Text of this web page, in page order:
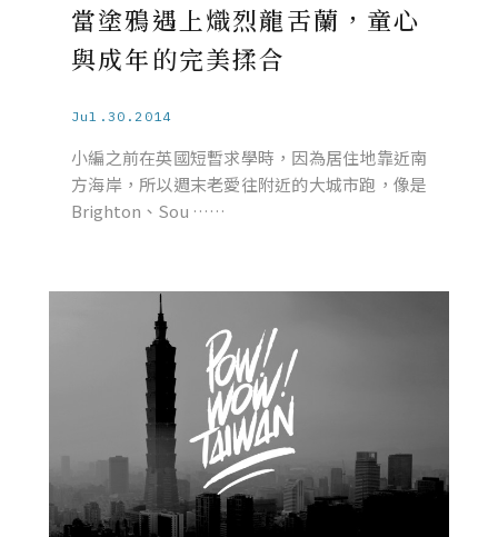
當塗鴉遇上熾烈龍舌蘭，童心
與成年的完美揉合
Jul.30.2014
小編之前在英國短暫求學時，因為居住地靠近南
方海岸，所以週末老愛往附近的大城市跑，像是
Brighton、Sou ……